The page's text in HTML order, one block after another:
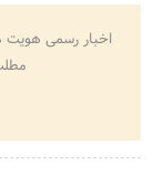
اخبار رسمی هویت